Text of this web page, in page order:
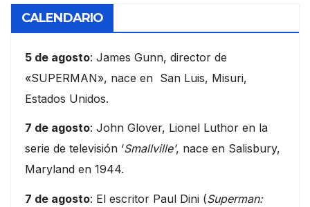
CALENDARIO
5 de agosto: James Gunn, director de
«SUPERMAN», nace en San Luis, Misuri,
Estados Unidos.
7 de agosto: John Glover, Lionel Luthor en la
serie de televisión ‘Smallville’, nace en Salisbury,
Maryland en 1944.
7 de agosto: El escritor Paul Dini (Superman: